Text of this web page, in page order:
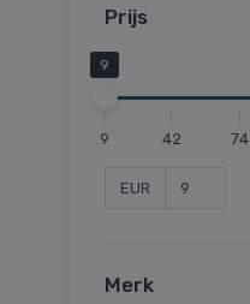
Prijs
9
9 42 74
EUR
Merk